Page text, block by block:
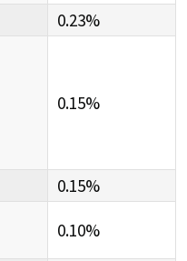
0.23%
0.15%
0.15%
0.10%